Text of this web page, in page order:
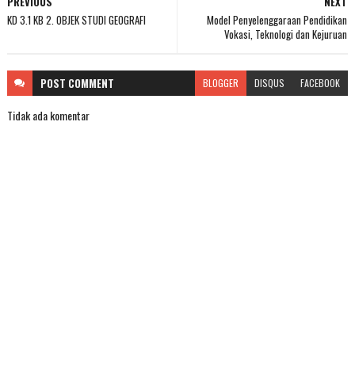
Model Penyelenggaraan Pendidikan
Vokasi, Teknologi dan Kejuruan
KD 3.1 KB 2. OBJEK STUDI GEOGRAFI
POST COMMENT BLOGGER DISQUS FACEBOOK
Tidak ada komentar